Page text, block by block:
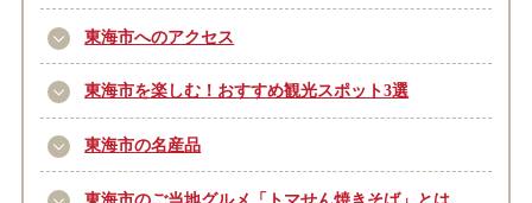
東海市へのアクセス
東海市を楽しむ！おすすめ観光スポット3選
東海市の名産品
東海市のご当地グルメ「トマせん焼きそば」とは